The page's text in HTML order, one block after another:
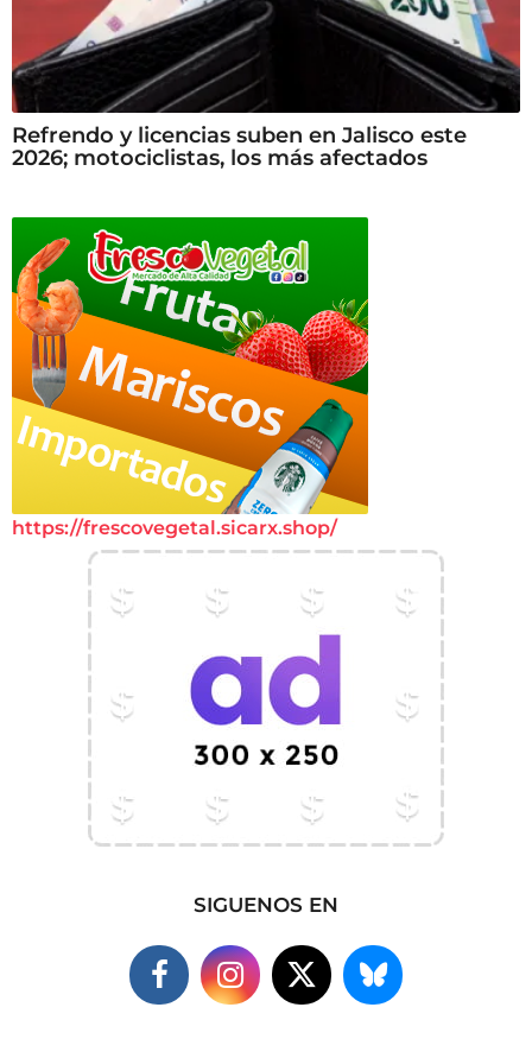
Refrendo y licencias suben en Jalisco este
2026; motociclistas, los más afectados
https://frescovegetal.sicarx.shop/
SIGUENOS EN